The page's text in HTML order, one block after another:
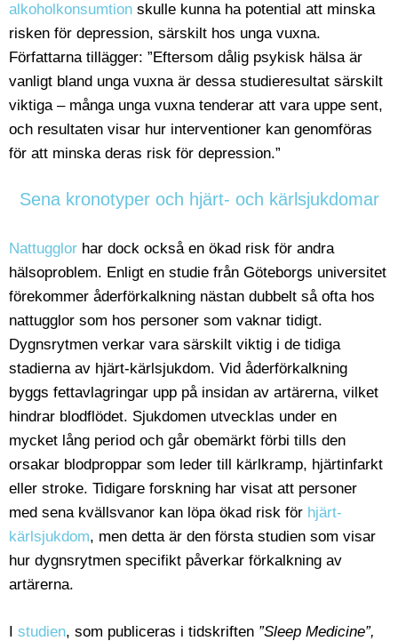
alkoholkonsumtion skulle kunna ha potential att minska
risken för depression, särskilt hos unga vuxna.
Författarna tillägger: ”Eftersom dålig psykisk hälsa är
vanligt bland unga vuxna är dessa studieresultat särskilt
viktiga – många unga vuxna tenderar att vara uppe sent,
och resultaten visar hur interventioner kan genomföras
för att minska deras risk för depression.”
Sena kronotyper och hjärt- och kärlsjukdomar
Nattugglor har dock också en ökad risk för andra
hälsoproblem. Enligt en studie från Göteborgs universitet
förekommer åderförkalkning nästan dubbelt så ofta hos
nattugglor som hos personer som vaknar tidigt.
Dygnsrytmen verkar vara särskilt viktig i de tidiga
stadierna av hjärt-kärlsjukdom. Vid åderförkalkning
byggs fettavlagringar upp på insidan av artärerna, vilket
hindrar blodflödet. Sjukdomen utvecklas under en
mycket lång period och går obemärkt förbi tills den
orsakar blodproppar som leder till kärlkramp, hjärtinfarkt
eller stroke. Tidigare forskning har visat att personer
med sena kvällsvanor kan löpa ökad risk för hjärt-
kärlsjukdom, men detta är den första studien som visar
hur dygnsrytmen specifikt påverkar förkalkning av
artärerna.
I studien, som publiceras i tidskriften ”Sleep Medicine”,